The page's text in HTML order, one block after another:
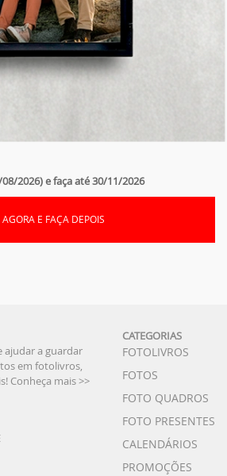
2026) e faça até 30/11/2026
E FAÇA DEPOIS
ajudar a guardar
em fotolivros,
Conheça mais >>
CATEGORIAS
FOTOLIVROS
FOTOS
FOTO QUADROS
FOTO PRESENTES
CALENDÁRIOS
PROMOÇÕES